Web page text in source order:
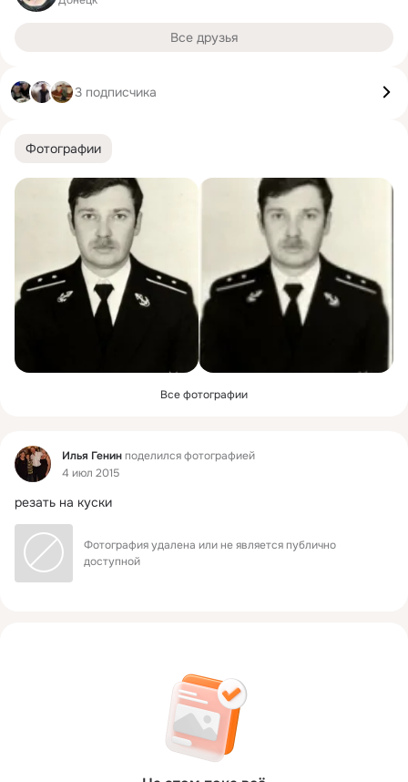
Фотографии
Все фотографии
Фид Илья Генинподелился фотографией
4 июл 2015
резать на куски
Фотография удалена или не является публично
доступной
Все друзья
3 подписчика